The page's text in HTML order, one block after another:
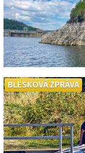
BLESKOVÁ ZPRÁVA